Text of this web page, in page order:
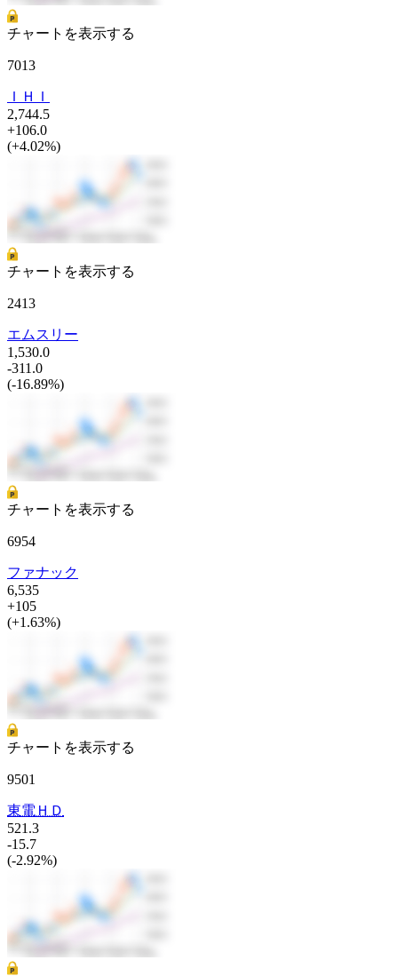
チャートを表示する
7013
ＩＨＩ
2,744.5
+106.0
(+4.02%)
チャートを表示する
2413
エムスリー
1,530.0
-311.0
(-16.89%)
チャートを表示する
6954
ファナック
6,535
+105
(+1.63%)
チャートを表示する
9501
東電ＨＤ
521.3
-15.7
(-2.92%)